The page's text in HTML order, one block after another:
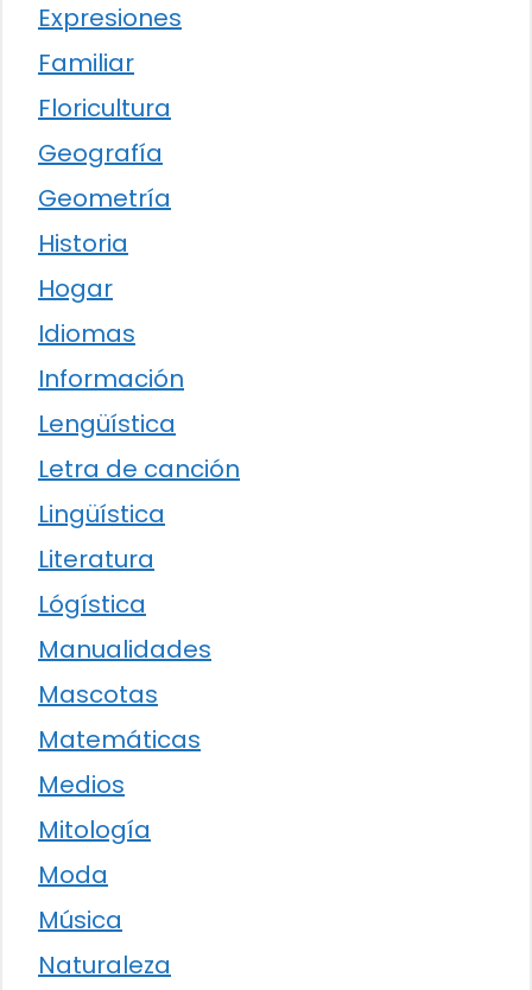
Expresiones
Familiar
Floricultura
Geografía
Geometría
Historia
Hogar
Idiomas
Información
Lengüística
Letra de canción
Lingüística
Literatura
Lógística
Manualidades
Mascotas
Matemáticas
Medios
Mitología
Moda
Música
Naturaleza